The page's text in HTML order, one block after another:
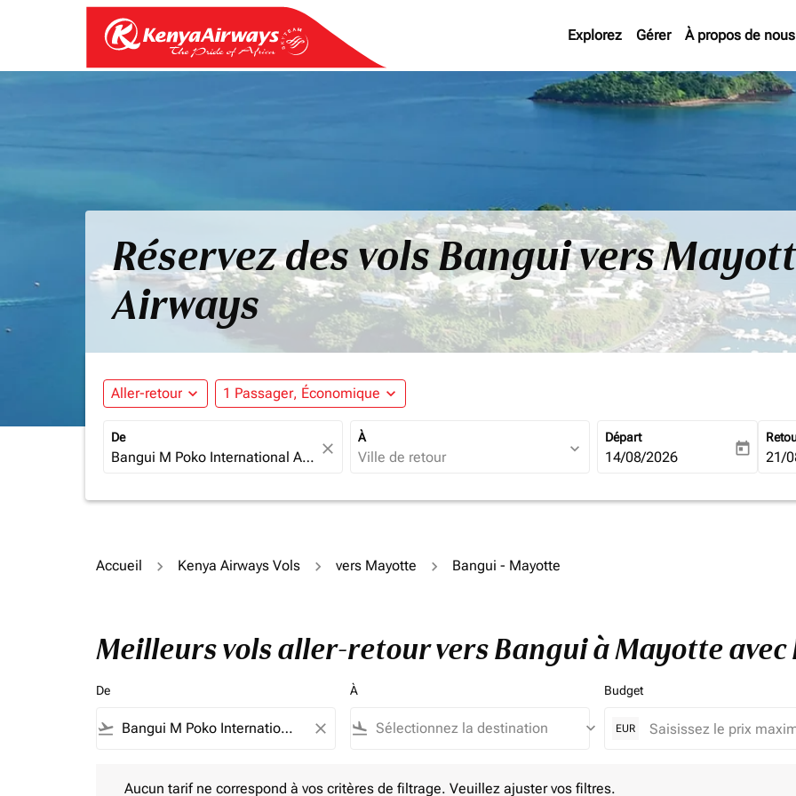
Explorez Gérer À propos de nous
Réservez des vols Bangui vers
Airways
Aller-retour expand_more 1 Passager, Économique expand_more
De
close
À
expand_more
Départ
fc-booking-departure-date-
14/08/2026 today fc-
21/
Accueil Kenya Airways Vols vers Mayotte Bangui - Mayotte
Meilleurs vols aller-retour vers Bangui à Mayotte avec
De
flight_takeoff close
À
flight_land keyboard_arrow_down
Budget
EUR
Aucun tarif ne correspond à vos critères de filtrage. Veuillez ajuster vos filtres.